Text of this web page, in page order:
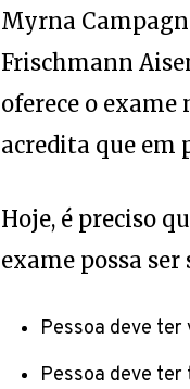
Myrna
Frischmann
oferece o exame
acredita que em
Hoje, é preciso
exame possa
Pessoa deve ter
Pessoa deve